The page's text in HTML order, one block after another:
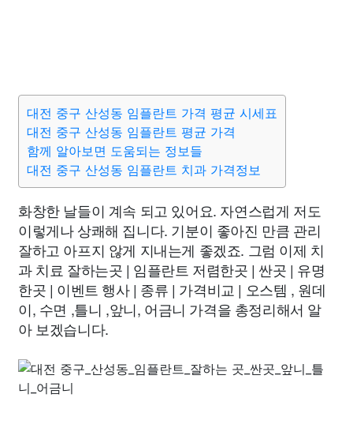
대전 중구 산성동 임플란트 가격 평균 시세표
대전 중구 산성동 임플란트 평균 가격
함께 알아보면 도움되는 정보들
대전 중구 산성동 임플란트 치과 가격정보
화창한 날들이 계속 되고 있어요. 자연스럽게 저도
이렇게나 상쾌해 집니다. 기분이 좋아진 만큼 관리
잘하고 아프지 않게 지내는게 좋겠죠. 그럼 이제 치
과 치료 잘하는곳 | 임플란트 저렴한곳 | 싼곳 | 유명
한곳 | 이벤트 행사 | 종류 | 가격비교 | 오스템 , 원데
이, 수면 ,틀니 ,앞니, 어금니 가격을 총정리해서 알
아 보겠습니다.